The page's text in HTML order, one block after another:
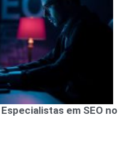
em SEO no